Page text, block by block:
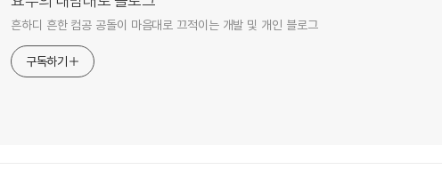
흔하디 흔한 컴공 공돌이 마음대로 끄적이는 개발 및 개인 블로그
구독하기